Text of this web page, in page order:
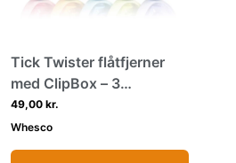
Tick Twister flåtfjerner
med ClipBox – 3
størrelser i praktisk sæt
49,00 kr.
Whesco